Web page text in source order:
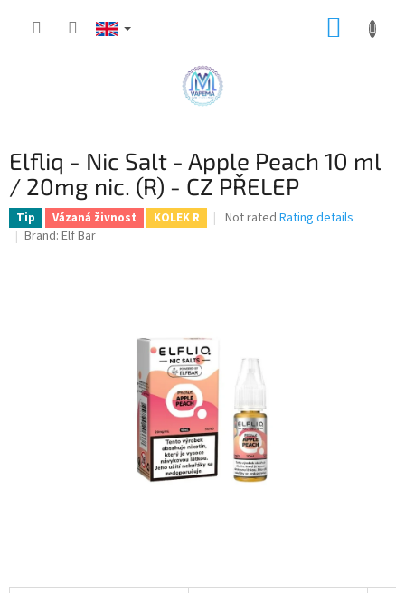
Elfliq - Nic Salt - Apple Peach 10 ml
/ 20mg nic. (R) - CZ PŘELEP
Tip Vázaná živnost KOLEK R
The
Not rated Rating details
Brand: Elf Bar